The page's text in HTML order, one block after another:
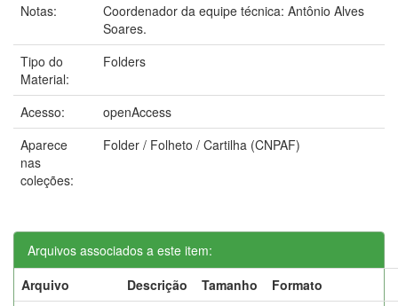
Notas:
Coordenador da equipe técnica: Antônio Alves
Soares.
Tipo do
Material:
Folders
Acesso:
openAccess
Aparece
nas
coleções:
Folder / Folheto / Cartilha (CNPAF)
Arquivos associados a este item:
Arquivo
Descrição Tamanho
Formato